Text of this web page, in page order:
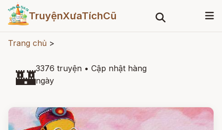
TruyệnXưaTíchCũ
Trang chủ >
🏰3376 truyện • Cập nhật hàng
ngày